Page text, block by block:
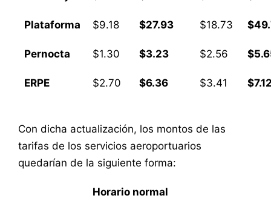
Plataforma $9.18 $27.93 $18.73
Pernocta $1.30 $3.23 $2.56
ERPE $2.70 $6.36 $3.41
Con dicha actualización, los montos de las
tarifas de los servicios aeroportuarios
quedarían de la siguiente forma:
Horario normal